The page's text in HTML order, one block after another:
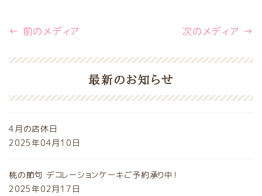
← 前のメディア 次のメディア →
最新のお知らせ
4月の店休日
2025年04月10日
桃の節句 デコレーションケーキご予約承り中！
2025年02月17日